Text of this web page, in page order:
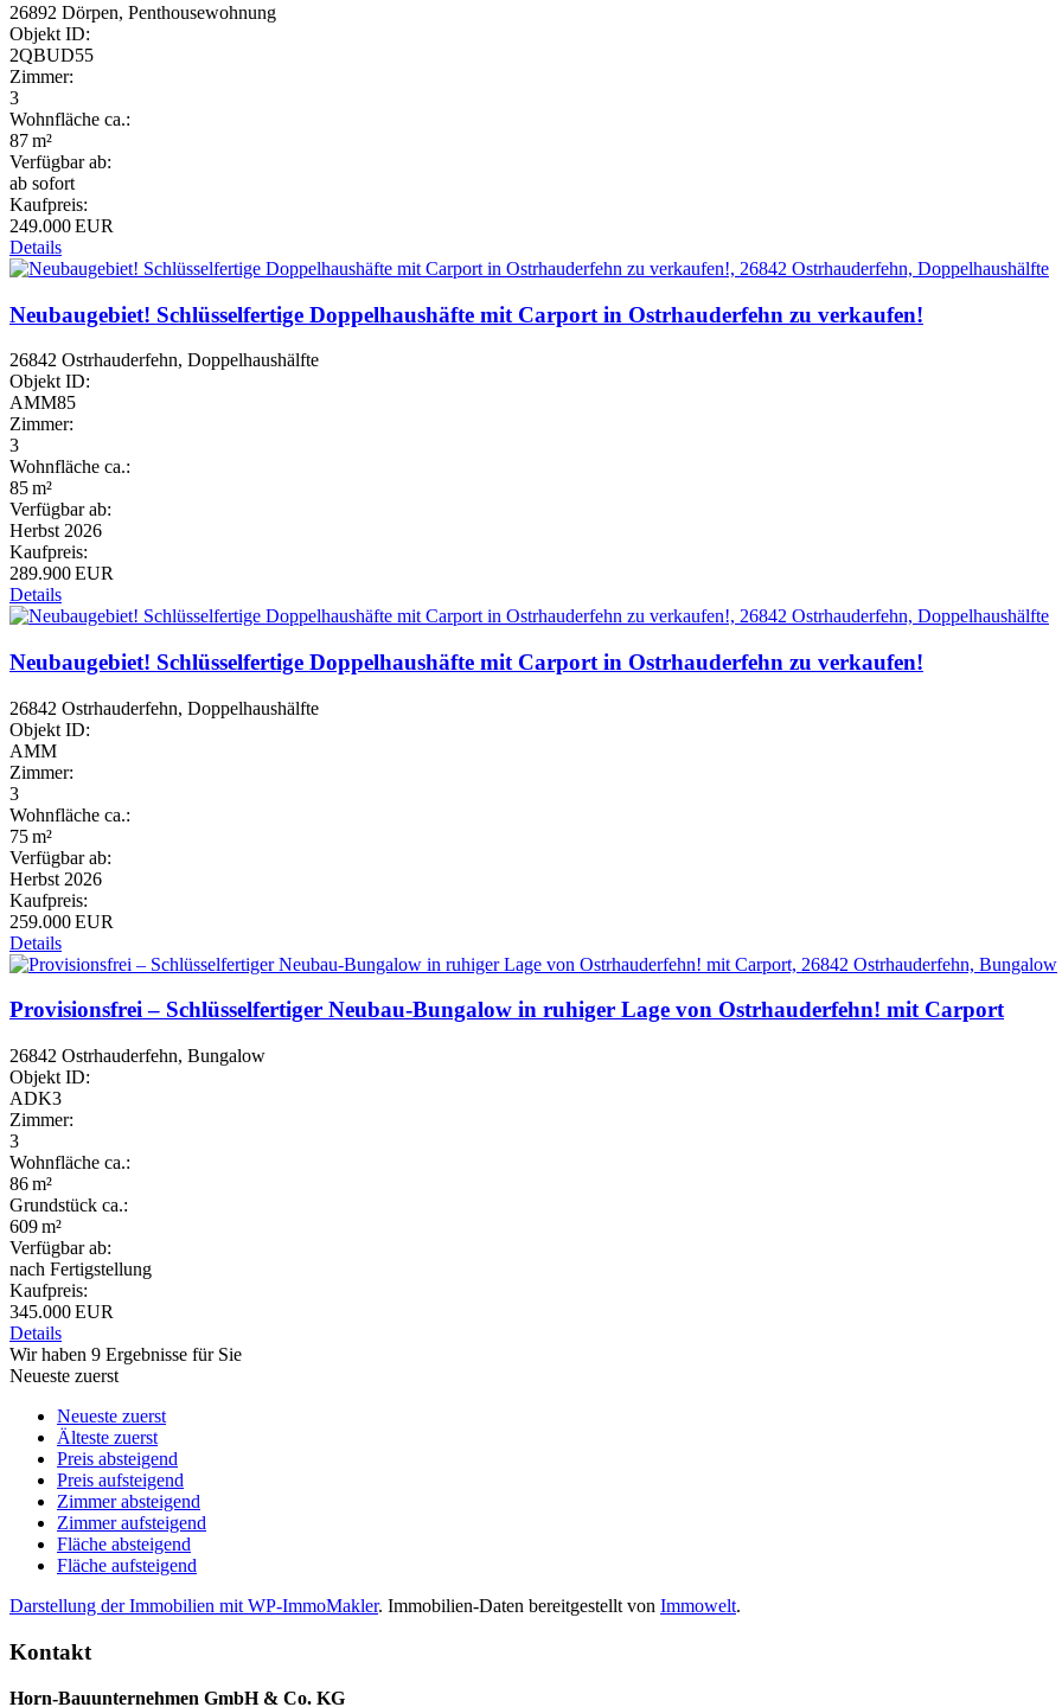
26892 Dörpen, Penthousewohnung
Objekt ID:
2QBUD55
Zimmer:
3
Wohnfläche ca.:
87 m²
Verfügbar ab:
ab sofort
Kaufpreis:
249.000 EUR
Details
Neubaugebiet! Schlüsselfertige Doppelhaushäfte mit Carport in Ostrhauderfehn zu verkaufen!
26842 Ostrhauderfehn, Doppelhaushälfte
Objekt ID:
AMM85
Zimmer:
3
Wohnfläche ca.:
85 m²
Verfügbar ab:
Herbst 2026
Kaufpreis:
289.900 EUR
Details
Neubaugebiet! Schlüsselfertige Doppelhaushäfte mit Carport in Ostrhauderfehn zu verkaufen!
26842 Ostrhauderfehn, Doppelhaushälfte
Objekt ID:
AMM
Zimmer:
3
Wohnfläche ca.:
75 m²
Verfügbar ab:
Herbst 2026
Kaufpreis:
259.000 EUR
Details
Provisionsfrei – Schlüsselfertiger Neubau-Bungalow in ruhiger Lage von Ostrhauderfehn! mit Carport
26842 Ostrhauderfehn, Bungalow
Objekt ID:
ADK3
Zimmer:
3
Wohnfläche ca.:
86 m²
Grund­stück ca.:
609 m²
Verfügbar ab:
nach Fertigstellung
Kaufpreis:
345.000 EUR
Details
Wir haben 9 Ergebnisse für Sie
Neueste zuerst
Neueste zuerst
Älteste zuerst
Preis absteigend
Preis aufsteigend
Zimmer absteigend
Zimmer aufsteigend
Fläche absteigend
Fläche aufsteigend
Darstellung der Immobilien mit WP-ImmoMakler. Immobilien-Daten bereitgestellt von Immowelt.
Kontakt
Horn-Bauunternehmen GmbH & Co. KG